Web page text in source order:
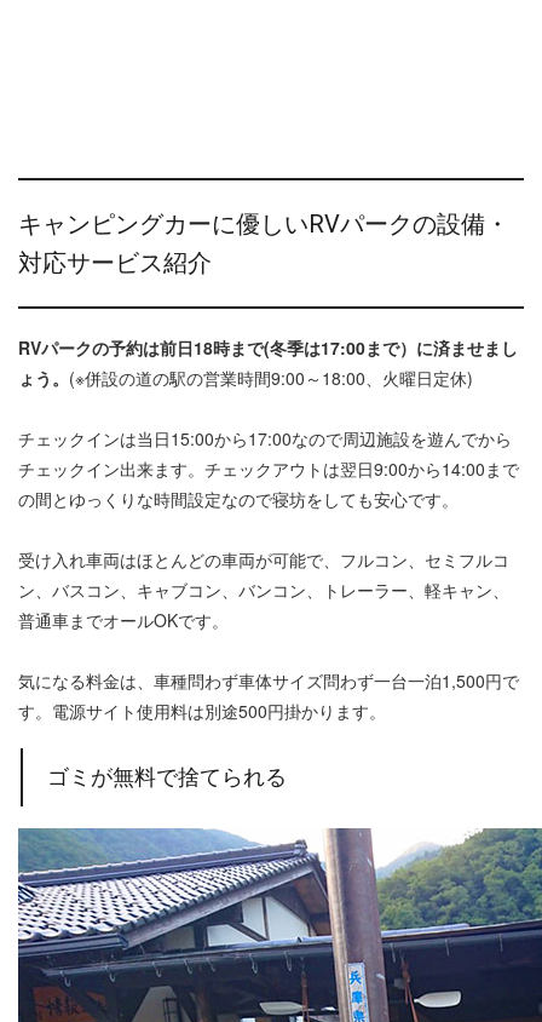
キャンピングカーに優しいRVパークの設備・
対応サービス紹介
RVパークの予約は前日18時まで(冬季は17:00まで）に済ませまし
ょう。 (※併設の道の駅の営業時間9:00～18:00、火曜日定休)
チェックインは当日15:00から17:00なので周辺施設を遊んでから
チェックイン出来ます。チェックアウトは翌日9:00から14:00まで
の間とゆっくりな時間設定なので寝坊をしても安心です。
受け入れ車両はほとんどの車両が可能で、フルコン、セミフルコ
ン、バスコン、キャブコン、バンコン、トレーラー、軽キャン、
普通車までオールOKです。
気になる料金は、車種問わず車体サイズ問わず一台一泊1,500円で
す。電源サイト使用料は別途500円掛かります。
ゴミが無料で捨てられる